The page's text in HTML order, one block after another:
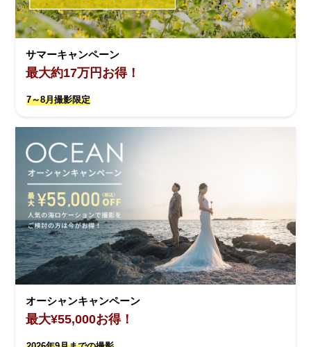
サマーキャンペーン
最大約17万円お得！
7～8月撮影限定
オーシャンキャンペーン
最大¥55,000お得！